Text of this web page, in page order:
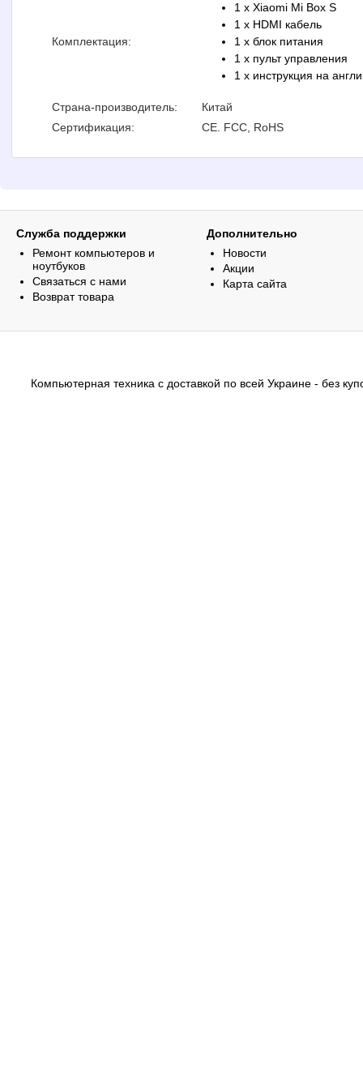
Комплектация:
1 x Xiaomi Mi Box S
1 x HDMI кабель
1 x блок питания
1 x пульт управления
1 x инструкция на
Страна-производитель:
Китай
Сертификация:
CE. FCC, RoHS
Служба поддержки
Ремонт компьютеров и
ноутбуков
Связаться с нами
Возврат товара
Дополнительно
Новости
Акции
Карта сайта
Компьютерная техника с доставкой по всей Украине - без